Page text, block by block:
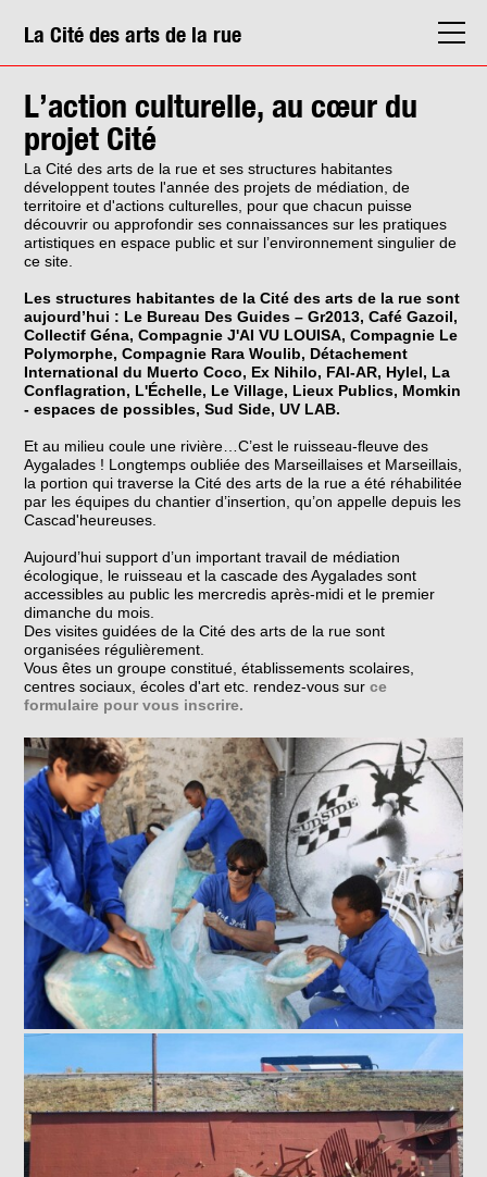
La Cité
Agenda
Actions & médiation
Structures
Info. pratiques
La Cité des arts de la rue
L’action culturelle, au cœur du
projet Cité
La Cité des arts de la rue et ses structures habitantes
développent toutes l'année des projets de médiation, de
territoire et d'actions culturelles, pour que chacun puisse
découvrir ou approfondir ses connaissances sur les pratiques
artistiques en espace public et sur l’environnement singulier de
ce site.
Les structures habitantes de la Cité des arts de la rue sont
aujourd’hui : Le Bureau Des Guides – Gr2013, Café Gazoil,
Collectif Géna, Compagnie J'AI VU LOUISA, Compagnie Le
Polymorphe, Compagnie Rara Woulib, Détachement
International du Muerto Coco, Ex Nihilo, FAI-AR, Hylel, La
Conflagration, L'Échelle, Le Village, Lieux Publics, Momkin
- espaces de possibles, Sud Side, UV LAB.
Et au milieu coule une rivière…C’est le ruisseau-fleuve des
Aygalades ! Longtemps oubliée des Marseillaises et Marseillais,
la portion qui traverse la Cité des arts de la rue a été réhabilitée
par les équipes du chantier d’insertion, qu’on appelle depuis les
Cascad'heureuses.
Aujourd’hui support d’un important travail de médiation
écologique, le ruisseau et la cascade des Aygalades sont
accessibles au public les mercredis après-midi et le premier
dimanche du mois.
Des visites guidées de la Cité des arts de la rue sont
organisées régulièrement.
Vous êtes un groupe constitué, établissements scolaires,
centres sociaux, écoles d'art etc. rendez-vous surce
formulaire pour vous inscrire.